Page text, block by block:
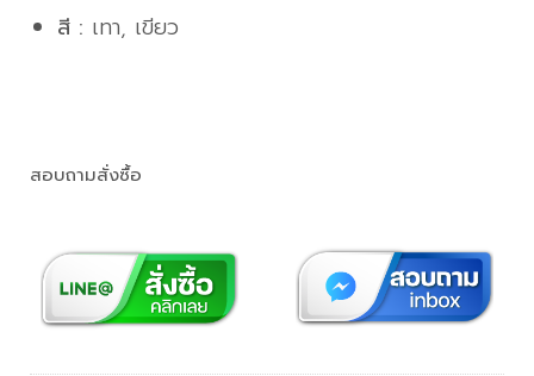
สี : เทา, เขียว
สอบถามสั่งซื้อ